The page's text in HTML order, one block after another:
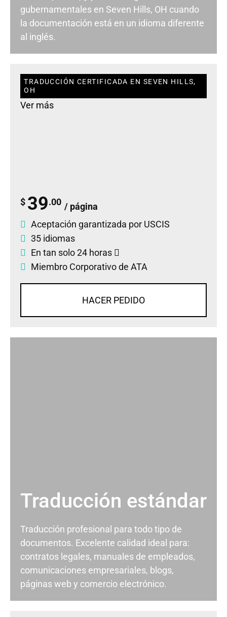
gubernamentales en Seven Hills, OH cuando
la documentación está en un idioma diferente
al inglés.
TRADUCCIÓN CERTIFICADA EN SEVEN HILLS,
OH
Ver más
$ 39.00 / página
Aceptación garantizada por USCIS
35 idiomas
En tan solo 24 horas
Miembro Corporativo de ATA
HACER PEDIDO
Traducción estándar
Traducción profesional para todo tipo de
documentos. Excelente calidad ideal para:
contratos legales, manuales de empleados,
comunicaciones empresariales, blogs,
páginas web y comercio electrónico.